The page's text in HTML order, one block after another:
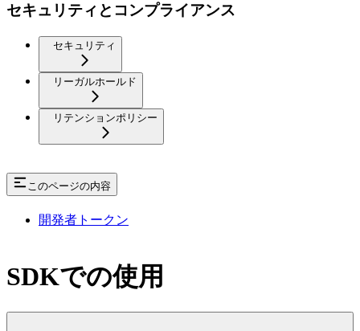
セキュリティとコンプライアンス
セキュリティ
リーガルホールド
リテンションポリシー
このページの内容
開発者トークン
SDKでの使用